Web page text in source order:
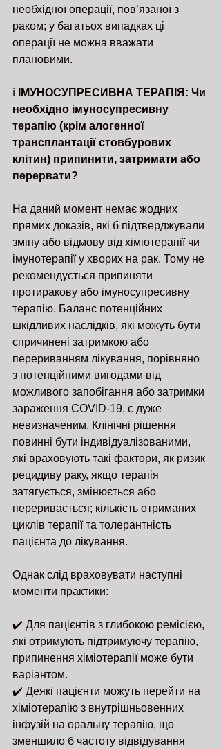
необхідної операції, пов’язаної з
раком; у багатьох випадках ці
операції не можна вважати
плановими.
ℹ️
ІМУНОСУПРЕСИВНА ТЕРАПІЯ: Чи
необхідно імуносупресивну
терапію (крім алогенної
трансплантації стовбурових
клітин) припинити, затримати або
перервати?
На даний момент немає жодних
прямих доказів, які б підтверджували
зміну або відмову від хіміотерапії чи
імунотерапії у хворих на рак. Тому не
рекомендується припиняти
протиракову або імуносупресивну
терапію. Баланс потенційних
шкідливих наслідків, які можуть бути
спричинені затримкою або
перериванням лікування, порівняно
з потенційними вигодами від
можливого запобігання або затримки
зараження COVID-19, є дуже
невизначеним. Клінічні рішення
повинні бути індивідуалізованими,
які враховують такі фактори, як ризик
рецидиву раку, якщо терапія
затягується, змінюється або
переривається; кількість отриманих
циклів терапії та толерантність
пацієнта до лікування.
Однак слід враховувати наступні
моменти практики:
✔️ Для пацієнтів з глибокою ремісією,
які отримують підтримуючу терапію,
припинення хіміотерапії може бути
варіантом.
✔️ Деякі пацієнти можуть перейти на
хіміотерапію з внутрішньовенних
інфузій на оральну терапію, що
зменшило б частоту відвідування